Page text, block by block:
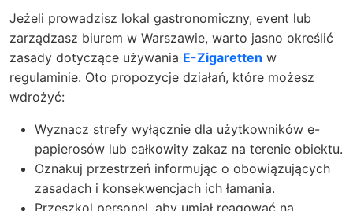
Jeżeli prowadzisz lokal gastronomiczny, event lub
zarządzasz biurem w Warszawie, warto jasno określić
zasady dotyczące używania E-Zigaretten w
regulaminie. Oto propozycje działań, które możesz
wdrożyć:
Wyznacz strefy wyłącznie dla użytkowników e-
papierosów lub całkowity zakaz na terenie obiektu.
Oznakuj przestrzeń informując o obowiązujących
zasadach i konsekwencjach ich łamania.
Przeszkol personel, aby umiał reagować na